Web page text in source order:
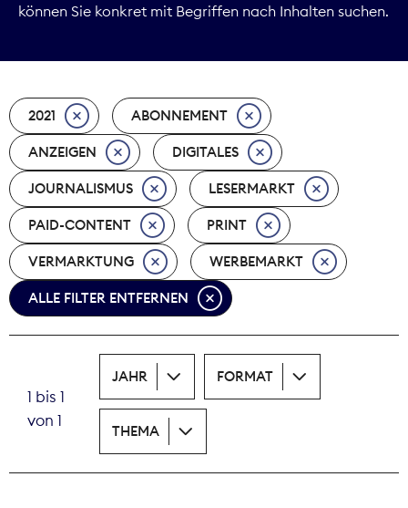
Marktdaten
Nachhaltigkeit
Nachwuchs
Nova Award
Pressefreiheit
Print
Theodor-Wolff-Preis
können Sie konkret mit Begriffen nach Inhalten suchen.
2021 ABONNEMENT
ANZEIGEN DIGITALES
JOURNALISMUS LESERMARKT
PAID-CONTENT PRINT
VERMARKTUNG WERBEMARKT
ALLE FILTER ENTFERNEN
1 bis 1
von 1
JAHR FORMAT
THEMA